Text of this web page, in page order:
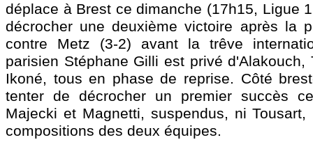
déplace à Brest ce dimanche (17h15, Ligue
décrocher une deuxième victoire après la
contre Metz (3-2) avant la trêve
parisien Stéphane Gilli est privé d'Alakouch,
Ikoné, tous en phase de reprise. Côté
tenter de décrocher un premier succès
Majecki et Magnetti, suspendus, ni
compositions des deux équipes.